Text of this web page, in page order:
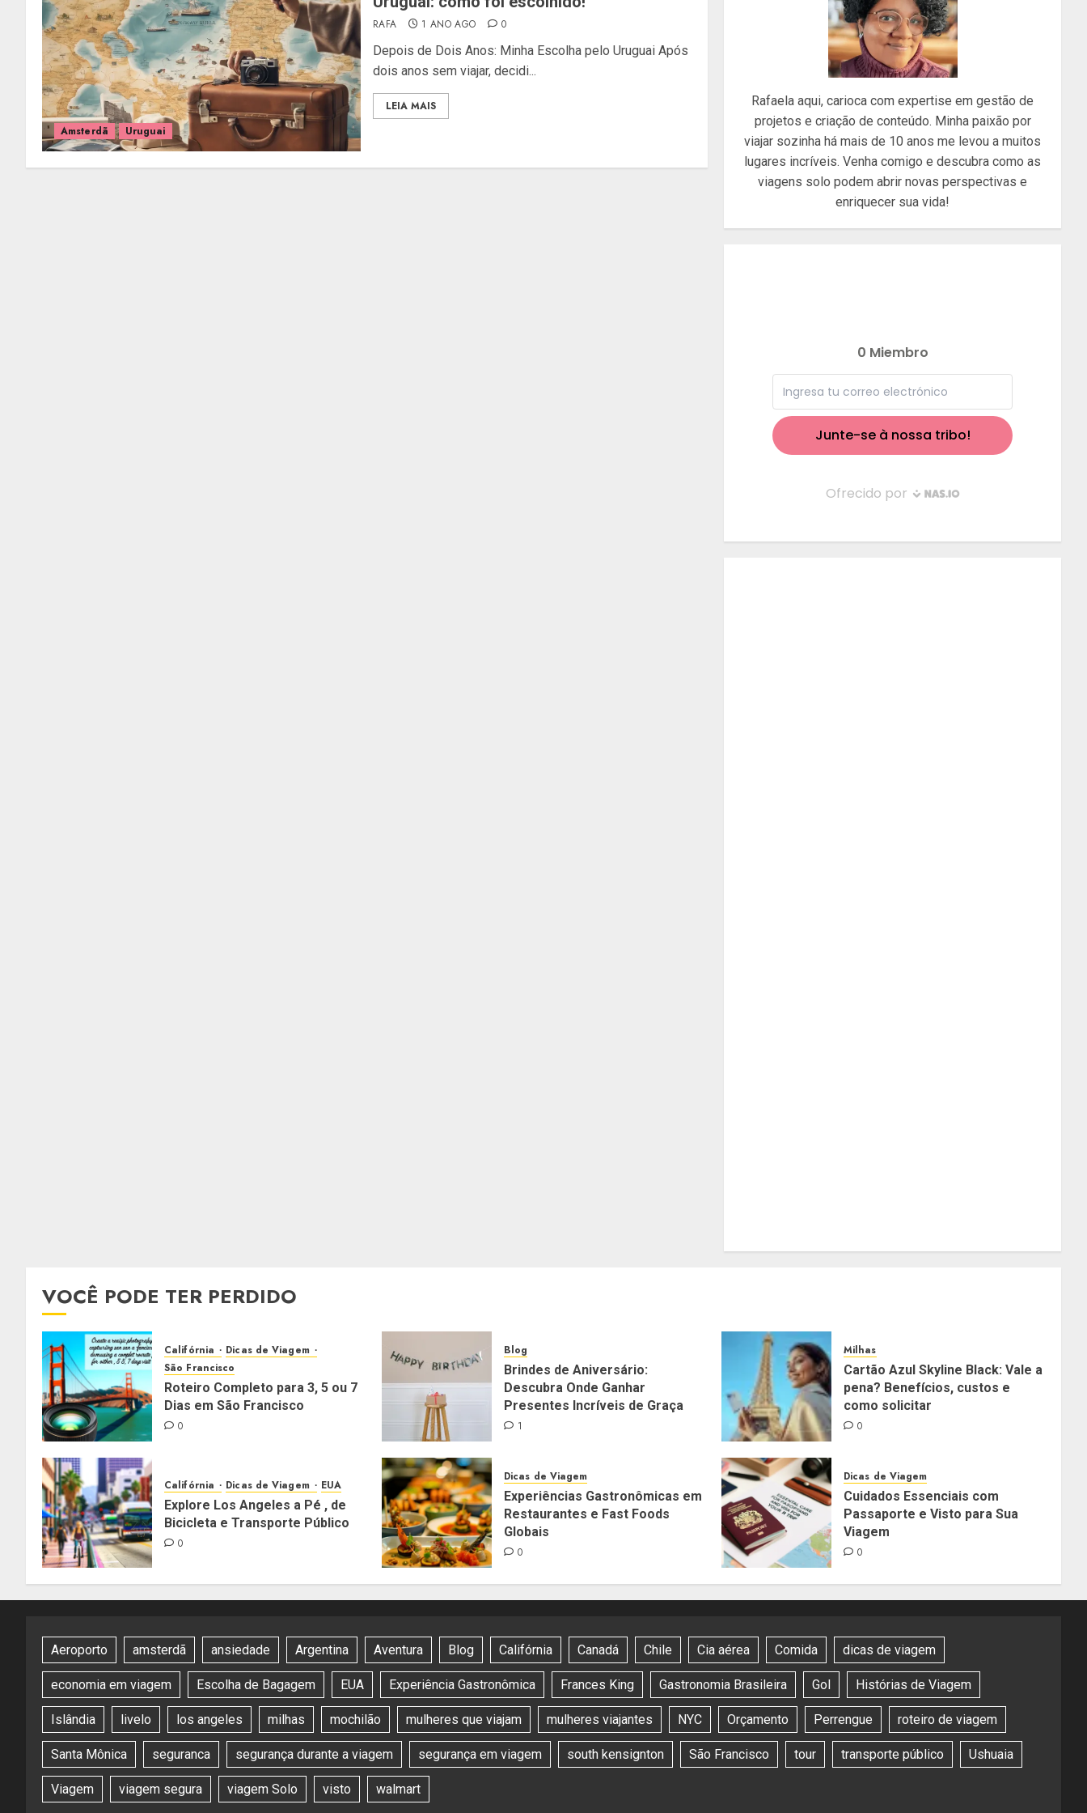
Amsterdã Uruguai
RAFA 1 ANO AGO 0
Depois de Dois Anos: Minha Escolha pelo Uruguai Após
dois anos sem viajar, decidi...
LEIA MAIS
Rafaela aqui, carioca com expertise em gestão de
projetos e criação de conteúdo. Minha paixão por
viajar sozinha há mais de 10 anos me levou a muitos
lugares incríveis. Venha comigo e descubra como as
viagens solo podem abrir novas perspectivas e
enriquecer sua vida!
VOCÊ PODE TER PERDIDO
Califórnia
Dicas de Viagem
São Francisco
Roteiro Completo para 3, 5 ou 7
Dias em São Francisco
0
Blog
Brindes de Aniversário:
Descubra Onde Ganhar
Presentes Incríveis de Graça
1
Milhas
Cartão Azul Skyline Black: Vale a
pena? Benefícios, custos e
como solicitar
0
Califórnia Dicas de Viagem EUA
Explore Los Angeles a Pé , de
Bicicleta e Transporte Público
0
Dicas de Viagem
Experiências Gastronômicas em
Restaurantes e Fast Foods
Globais
0
Dicas de Viagem
Cuidados Essenciais com
Passaporte e Visto para Sua
Viagem
0
Aeroporto amsterdã ansiedade Argentina Aventura Blog Califórnia Canadá Chile Cia aérea Comida dicas de viagem
economia em viagem Escolha de Bagagem EUA Experiência Gastronômica Frances King Gastronomia Brasileira Gol Histórias de Viagem
Islândia livelo los angeles milhas mochilão mulheres que viajam mulheres viajantes NYC Orçamento Perrengue roteiro de viagem
Santa Mônica seguranca segurança durante a viagem segurança em viagem south kensignton São Francisco tour transporte público Ushuaia
Viagem viagem segura viagem Solo visto walmart